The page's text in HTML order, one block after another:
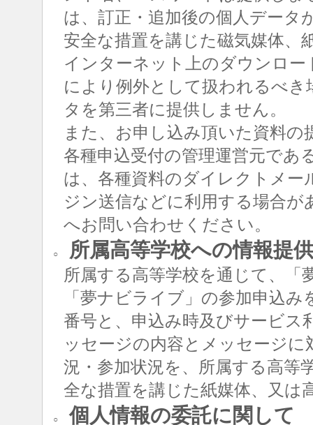
は、訂正・追加後の個人データ
安全な措置を講じた磁気媒体、
インターネット上のダウンロ
により例外として扱われるべ
タを第三者に提供しません。
また、お申し込み頂いた資料
各種申込受付の管理運営元であ
は、各種資料のダイレクトメー
ジン送信などに利用する場合
へお問い合わせください。
○ 所属高等学校への情報提
所属する高等学校を通じて、「
「夢ナビライブ」の参加申込
番号と、申込み時及びサービス
ッセージの内容とメッセージ
況・参加状況を、所属する高等
全な措置を講じた紙媒体、又は
○ 個人情報の委託に関して